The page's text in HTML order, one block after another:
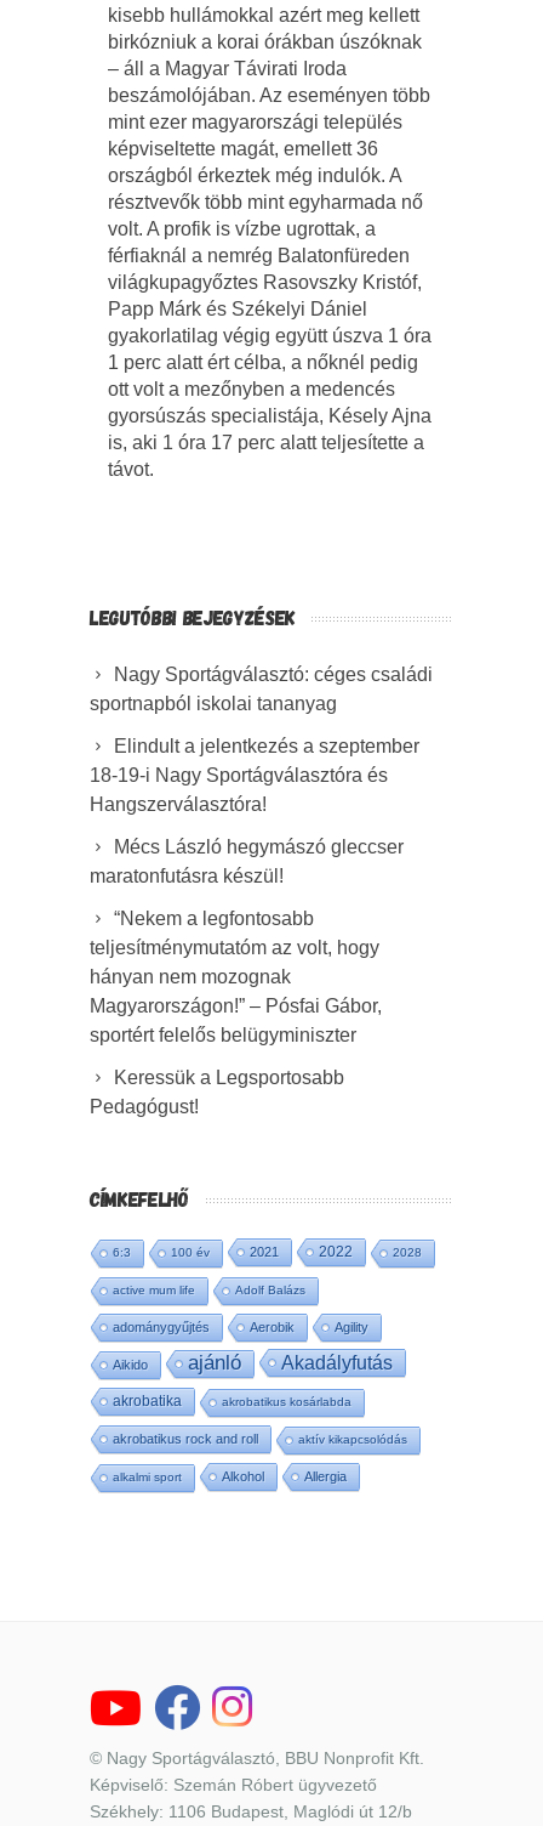
kisebb hullámokkal azért meg kellett
birkózniuk a korai órákban úszóknak
– áll a Magyar Távirati Iroda
beszámolójában. Az eseményen több
mint ezer magyarországi település
képviseltette magát, emellett 36
országból érkeztek még indulók. A
résztvevők több mint egyharmada nő
volt. A profik is vízbe ugrottak, a
férfiaknál a nemrég Balatonfüreden
világkupagyőztes Rasovszky Kristóf,
Papp Márk és Székelyi Dániel
gyakorlatilag végig együtt úszva 1 óra
1 perc alatt ért célba, a nőknél pedig
ott volt a mezőnyben a medencés
gyorsúszás specialistája, Késely Ajna
is, aki 1 óra 17 perc alatt teljesítette a
távot.
LEGUTÓBBI BEJEGYZÉSEK
Nagy Sportágválasztó: céges családi
sportnapból iskolai tananyag
Elindult a jelentkezés a szeptember
18-19-i Nagy Sportágválasztóra és
Hangszerválasztóra!
Mécs László hegymászó gleccser
maratonfutásra készül!
“Nekem a legfontosabb
teljesítménymutatóm az volt, hogy
hányan nem mozognak
Magyarországon!” – Pósfai Gábor,
sportért felelős belügyminiszter
Keressük a Legsportosabb
Pedagógust!
CÍMKEFELHŐ
6:3 100 év 2021 2022 2028
active mum life Adolf Balázs
adománygyűjtés Aerobik Agility
Aikido ajánló Akadályfutás
akrobatika akrobatikus kosárlabda
akrobatikus rock and roll aktív kikapcsolódás
alkalmi sport Alkohol Allergia
© Nagy Sportágválasztó, BBU Nonprofit Kft.
Képviselő: Szemán Róbert ügyvezető
Székhely: 1106 Budapest, Maglódi út 12/b